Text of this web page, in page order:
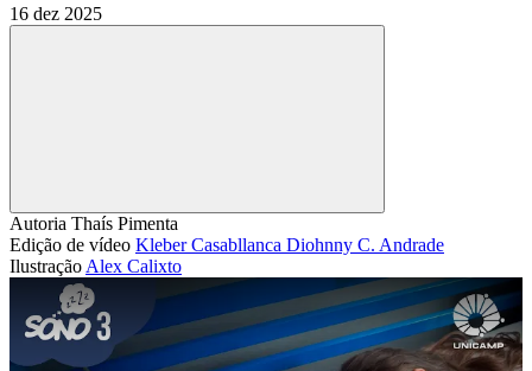
16 dez 2025
Compartilhar
Autoria Thaís Pimenta
Edição de vídeo Kleber Casabllanca Diohnny C. Andrade
Ilustração Alex Calixto